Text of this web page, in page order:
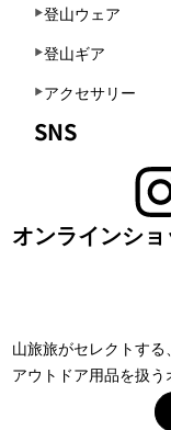
登山ウェア
登山ギア
アクセサリー
SNS
オンラインシ
山旅旅がセレクトす
アウトドア用品を扱う